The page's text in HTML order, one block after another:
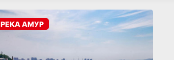
РЕКА АМУР